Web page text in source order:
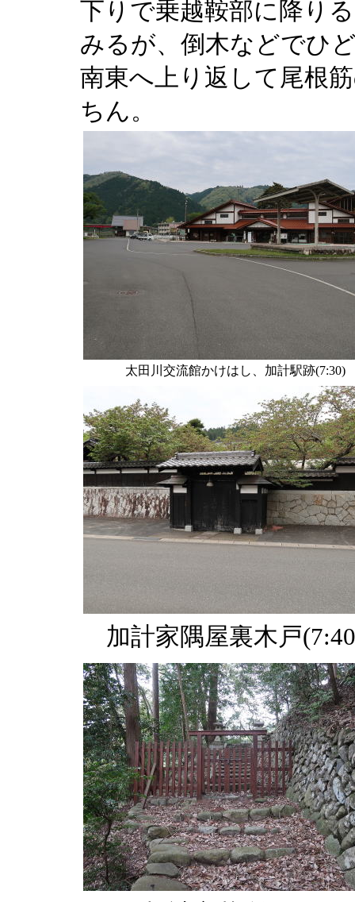
下りで乗越鞍部に降り
みるが、倒木などでひ
南東へ上り返して尾根
ちん。
太田川交流館かけはし、加計駅跡(7:30)
加計家隅屋裏木戸